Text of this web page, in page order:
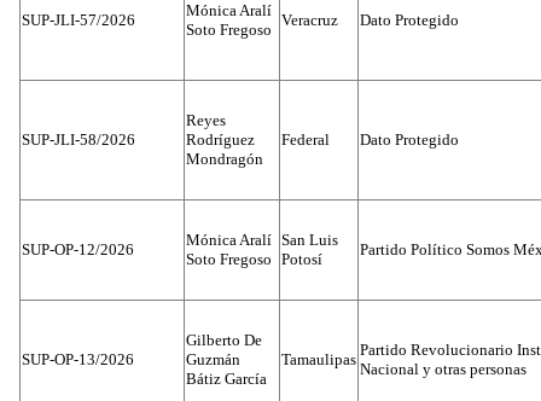
SUP-JLI-57/2026
Mónica Aralí
Soto Fregoso
Veracruz Dato Protegido
SUP-JLI-58/2026
Reyes
Rodríguez
Mondragón
Federal Dato Protegido
SUP-OP-12/2026
Mónica Aralí
Soto Fregoso
San Luis
Potosí
Partido Político Somos
SUP-OP-13/2026
Gilberto De
Guzmán
Bátiz García
Tamaulipas
Partido Revolucionario
Nacional y otras personas